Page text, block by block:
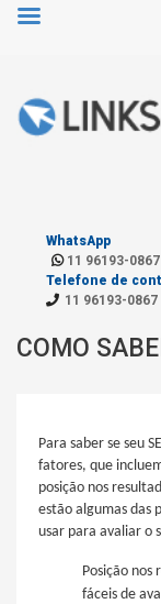
WhatsApp
11 96193-0867
Telefone de
11 96193-0867
COMO
Para saber se seu
fatores, que
posição nos
estão algumas das
usar para avaliar o
Posição nos
fáceis de